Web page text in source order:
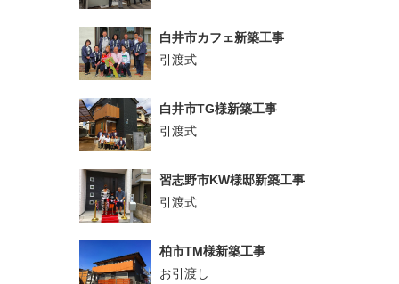
白井市カフェ新築工事
引渡式
白井市TG様新築工事
引渡式
習志野市KW様邸新築工事
引渡式
柏市TM様新築工事
お引渡し